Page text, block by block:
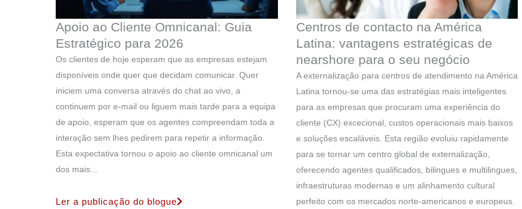
Apoio ao Cliente Omnicanal: Guia
Estratégico para 2026
Os clientes de hoje esperam que as empresas estejam
disponíveis onde quer que decidam comunicar. Quer
iniciem uma conversa através do chat ao vivo, a
continuem por e-mail ou liguem mais tarde para a equipa
de apoio, esperam que os agentes compreendam toda a
interação sem lhes pedirem para repetir a informação.
Esta expectativa tornou o apoio ao cliente omnicanal um
dos mais...
Ler a publicação do blogue
Centros de contacto na América
Latina: vantagens estratégicas de
nearshore para o seu negócio
A externalização para centros de atendimento na América
Latina tornou-se uma das estratégias mais inteligentes
para as empresas que procuram uma experiência do
cliente (CX) excecional, custos operacionais mais baixos
e soluções escaláveis. Esta região evoluiu rapidamente
para se tornar um centro global de externalização,
oferecendo agentes qualificados, bilingues e multilingues,
infraestruturas modernas e um alinhamento cultural
perfeito com os mercados norte-americanos e europeus.